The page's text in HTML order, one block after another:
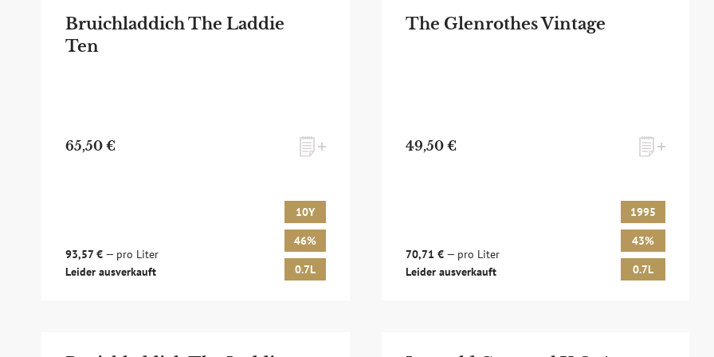
Bruichladdich The Laddie
Ten
65,50 €
93,57 € — pro Liter
Leider ausverkauft
10Y
46%
0.7L
The Glenrothes Vintage
49,50 €
70,71 €— pro Liter
Leider ausverkauft
1995
43%
0.7L